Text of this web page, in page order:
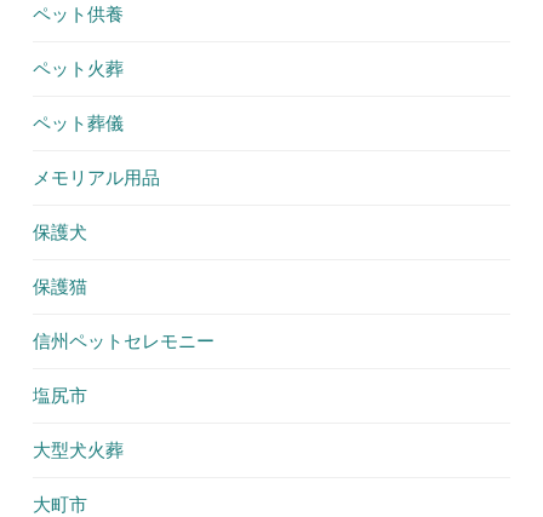
ペット供養
ペット火葬
ペット葬儀
メモリアル用品
保護犬
保護猫
信州ペットセレモニー
塩尻市
大型犬火葬
大町市